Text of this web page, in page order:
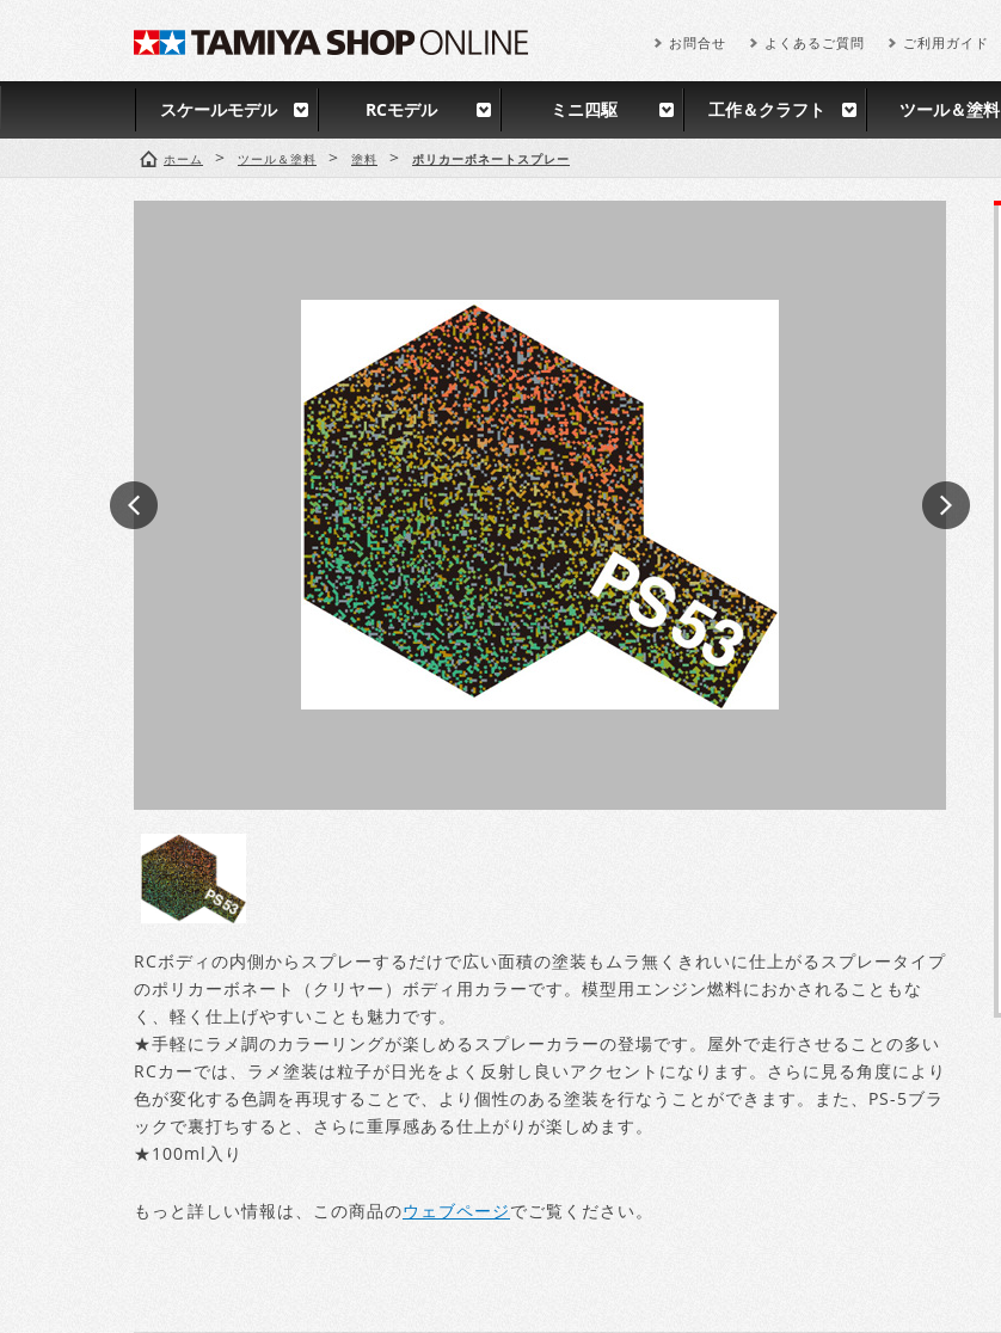
お問合せ よくあるご質問 ご利用ガイド
スケールモデル RCモデル ミニ四駆 工作＆クラフト ツール＆塗料
ホーム > ツール＆塗料 > 塗料 > ポリカーボネートスプレー
RCボディの内側からスプレーするだけで広い面積の塗装もムラ無くきれいに仕上がるスプレータイプ
のポリカーボネート（クリヤー）ボディ用カラーです。模型用エンジン燃料におかされることもな
く、軽く仕上げやすいことも魅力です。
★手軽にラメ調のカラーリングが楽しめるスプレーカラーの登場です。屋外で走行させることの多い
RCカーでは、ラメ塗装は粒子が日光をよく反射し良いアクセントになります。さらに見る角度により
色が変化する色調を再現することで、より個性のある塗装を行なうことができます。また、PS-5ブラ
ックで裏打ちすると、さらに重厚感ある仕上がりが楽しめます。
★100ml入り
もっと詳しい情報は、この商品のウェブページでご覧ください。